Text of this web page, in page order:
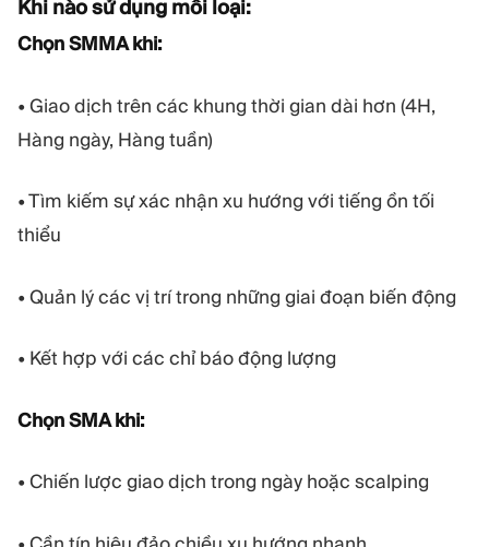
Khi nào sử dụng mỗi loại:
Chọn SMMA khi:
• Giao dịch trên các khung thời gian dài hơn (4H,
Hàng ngày, Hàng tuần)
• Tìm kiếm sự xác nhận xu hướng với tiếng ồn tối
thiểu
• Quản lý các vị trí trong những giai đoạn biến động
• Kết hợp với các chỉ báo động lượng
Chọn SMA khi:
• Chiến lược giao dịch trong ngày hoặc scalping